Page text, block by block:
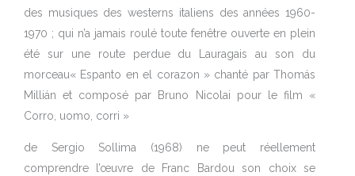
des musiques des westerns italiens des années 1960-
1970 ; qui n’a jamais roulé toute fenêtre ouverte en plein
été sur une route perdue du Lauragais au son du
morceau« Espanto en el corazon » chanté par Thomás
Millián et composé par Bruno Nicolai pour le film «
Corro, uomo, corri »
de Sergio Sollima (1968) ne peut réellement
comprendre l’œuvre de Franc Bardou son choix se